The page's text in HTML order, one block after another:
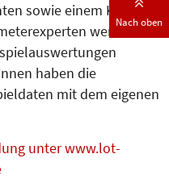
sowie einem Kapitel
werden
haben die
mit dem eigenen
unter www.lot-
Nach oben